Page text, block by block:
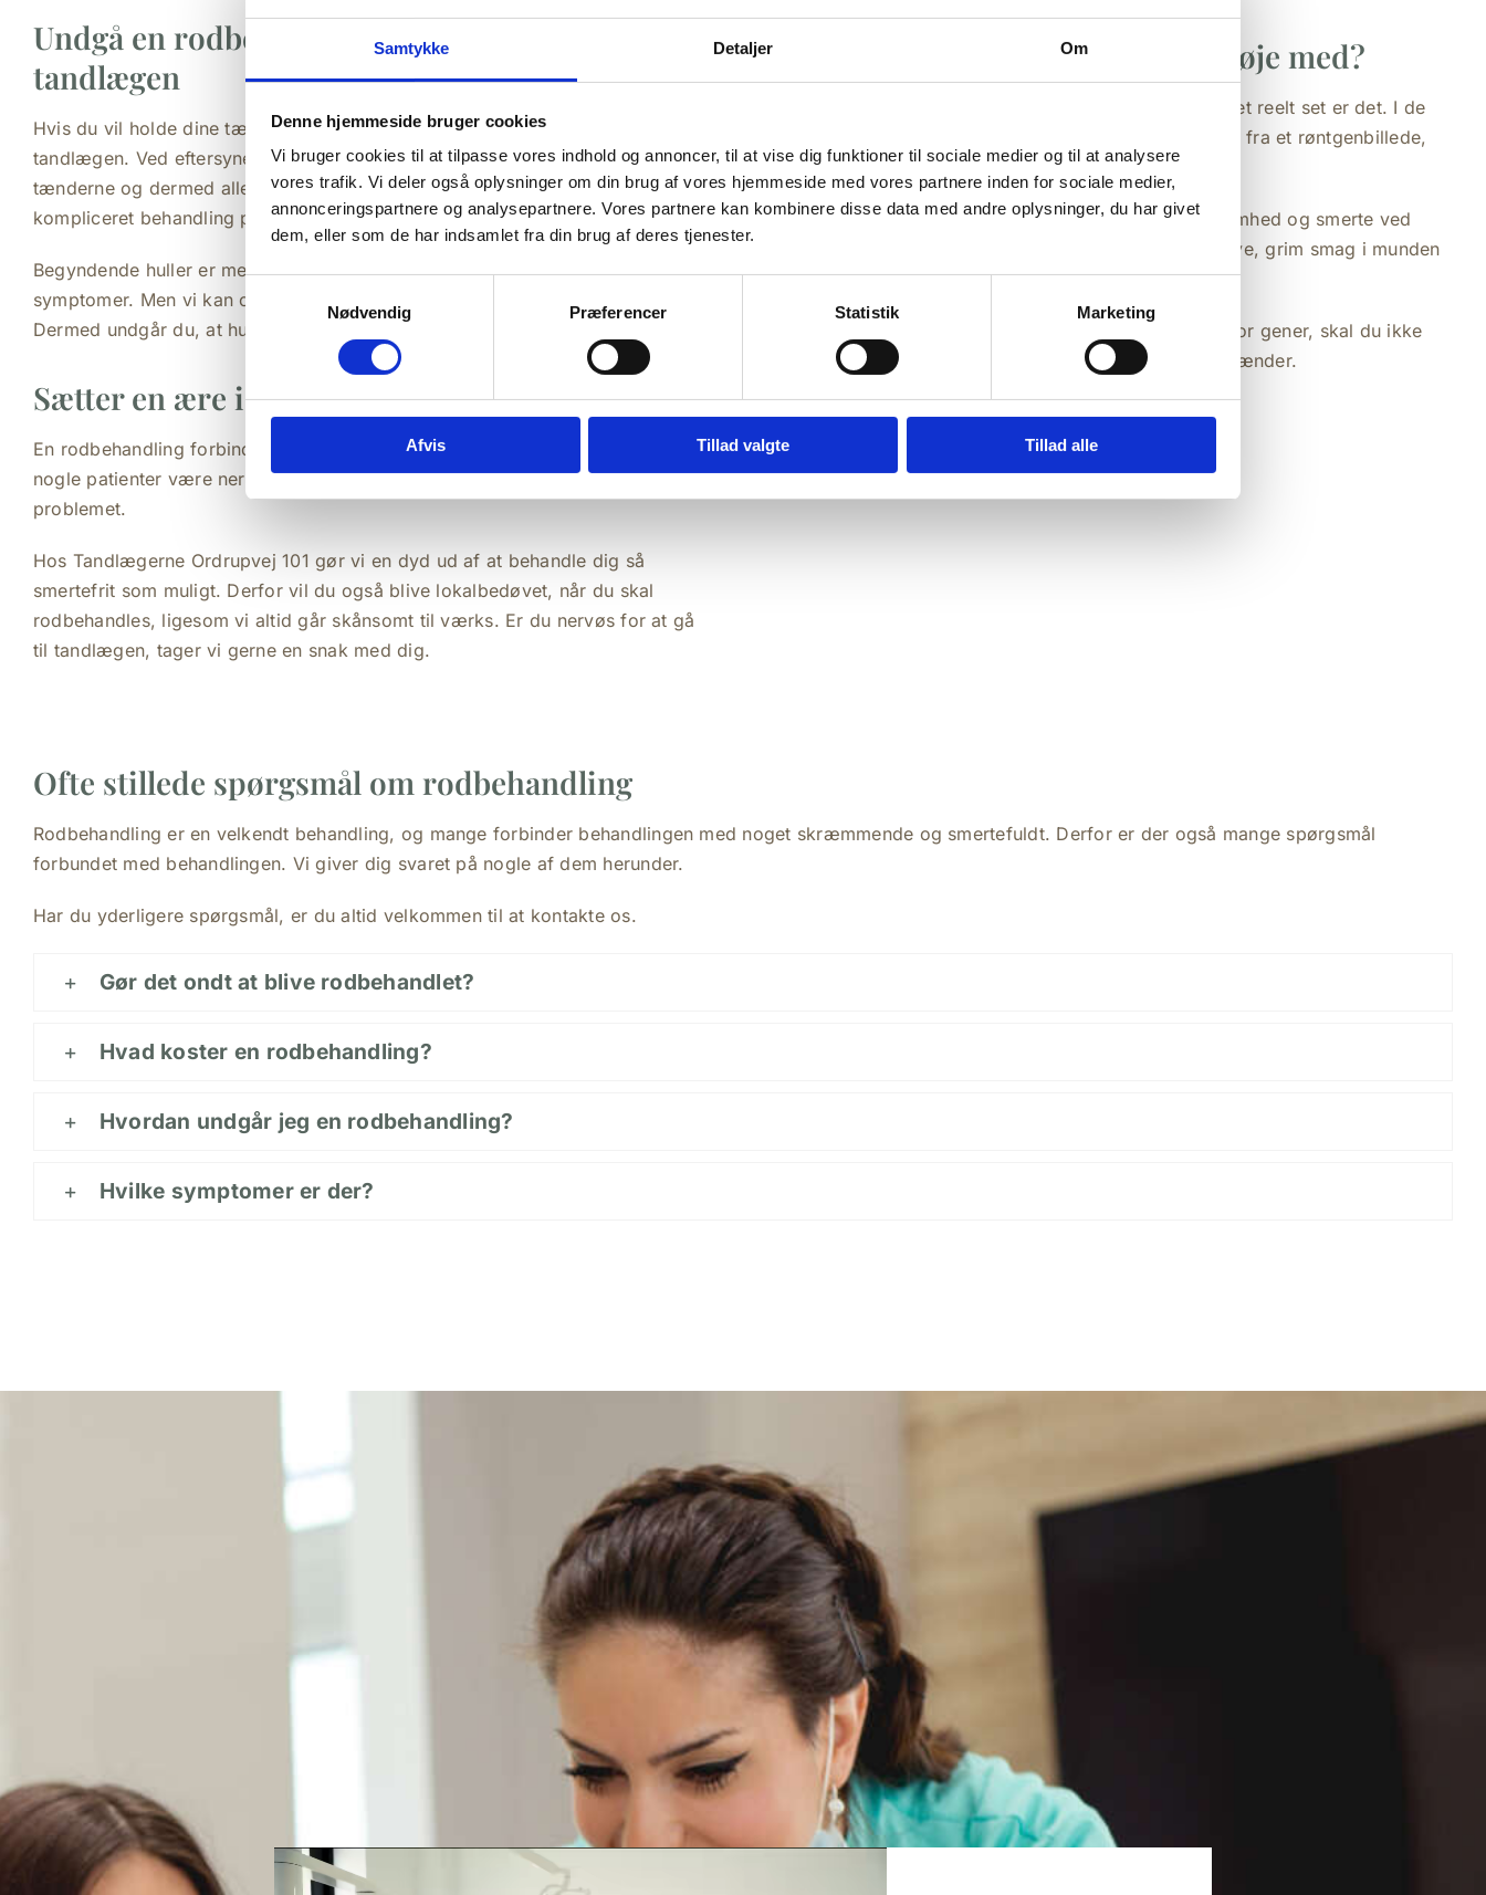
Samtykke Detaljer Om
Denne hjemmeside bruger cookies
Vi bruger cookies til at tilpasse vores indhold og annoncer, til at vise dig funktioner til sociale medier og til at analysere
vores trafik. Vi deler også oplysninger om din brug af vores hjemmeside med vores partnere inden for sociale medier,
annonceringspartnere og analysepartnere. Vores partnere kan kombinere disse data med andre oplysninger, du har givet
dem, eller som de har indsamlet fra din brug af deres tjenester.
Nødvendig
Præferencer Statistik Marketing
Afvis Tillad valgte Tillad alle
Undgå en rodbehandling – gå regelmæssigt til
tandlægen
Hvis du vil holde dine tænder sunde og raske, bør du gå regelmæssigt til
tandlægen. Ved eftersynet kan tandlægen se, om du har begyndende huller i
tænderne og dermed allerede behandle dig der. Det sparer dig for en
kompliceret behandling på et senere tidspunkt.
Begyndende huller er meget svære at opdage selv, da der ikke er mange
symptomer. Men vi kan opdage det og finde frem til den rigtige behandling.
Dermed undgår du, at hullet udvikler sig, og at en rodbehandling bliver aktuelt.
Sætter en ære i at behandle smertefrit
En rodbehandling forbindes ofte med en smertefuld behandling, og derfor kan
nogle patienter være nervøse for at gå til tandlægen, hvilket kan forværre
problemet.
Hos Tandlægerne Ordrupvej 101 gør vi en dyd ud af at behandle dig så
smertefrit som muligt. Derfor vil du også blive lokalbedøvet, når du skal
rodbehandles, ligesom vi altid går skånsomt til værks. Er du nervøs for at gå
til tandlægen, tager vi gerne en snak med dig.
Hvilke symptomer skal jeg holde øje med?
Du kan have symptomer på rodbetændelse, uden at det reelt set er det. I de
fleste tilfælde vil rodbetændelse opdages tilfældigt ud fra et røntgenbillede,
når du er ved tandlægen.
Nogle af symptomerne på rodbetændelse kan være ømhed og smerte ved
tygning, konstante tandsmerter, ændring i tandens farve, grim smag i munden
og ømhed ved synkning.
Har du en af følgende symptomer eller andre former for gener, skal du ikke
tøve med at kontakte os, så vi kan få undersøgt dine tænder.
Ofte stillede spørgsmål om rodbehandling
Rodbehandling er en velkendt behandling, og mange forbinder behandlingen med noget skræmmende og smertefuldt. Derfor er der også mange spørgsmål
forbundet med behandlingen. Vi giver dig svaret på nogle af dem herunder.
Har du yderligere spørgsmål, er du altid velkommen til at kontakte os.
Gør det ondt at blive rodbehandlet?
Hvad koster en rodbehandling?
Hvordan undgår jeg en rodbehandling?
Hvilke symptomer er der?